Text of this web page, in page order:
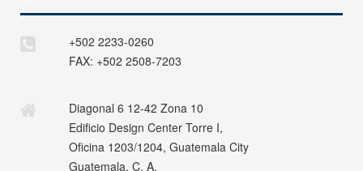
+502 2233-0260
FAX: +502 2508-7203
Diagonal 6 12-42 Zona 10
Edificio Design Center Torre I,
Oficina 1203/1204, Guatemala City
Guatemala, C. A.